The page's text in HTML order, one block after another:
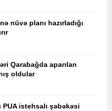
nüvə planı hazırladığı
Qarabağda aparılan
oldular
istehsalı şəbəkəsi